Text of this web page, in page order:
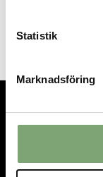
Statistik
Marknadsföring